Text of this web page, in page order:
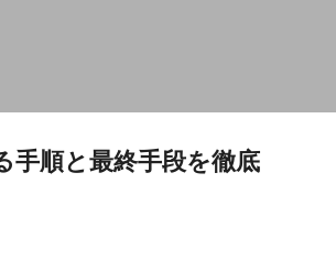
手順と最終手段を徹底